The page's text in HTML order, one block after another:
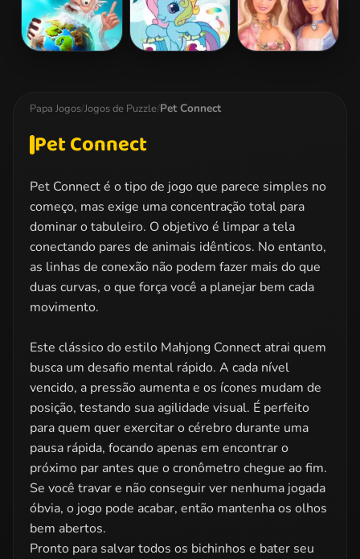
War Jigsaw
Papa Jogos/Jogos de Puzzle/Pet Connect
Pet Connect
Pet Connect é o tipo de jogo que parece simples no
começo, mas exige uma concentração total para
dominar o tabuleiro. O objetivo é limpar a tela
conectando pares de animais idênticos. No entanto,
as linhas de conexão não podem fazer mais do que
duas curvas, o que força você a planejar bem cada
movimento.
Este clássico do estilo Mahjong Connect atrai quem
busca um desafio mental rápido. A cada nível
vencido, a pressão aumenta e os ícones mudam de
posição, testando sua agilidade visual. É perfeito
para quem quer exercitar o cérebro durante uma
pausa rápida, focando apenas em encontrar o
próximo par antes que o cronômetro chegue ao fim.
Se você travar e não conseguir ver nenhuma jogada
óbvia, o jogo pode acabar, então mantenha os olhos
bem abertos.
Pronto para salvar todos os bichinhos e bater seu